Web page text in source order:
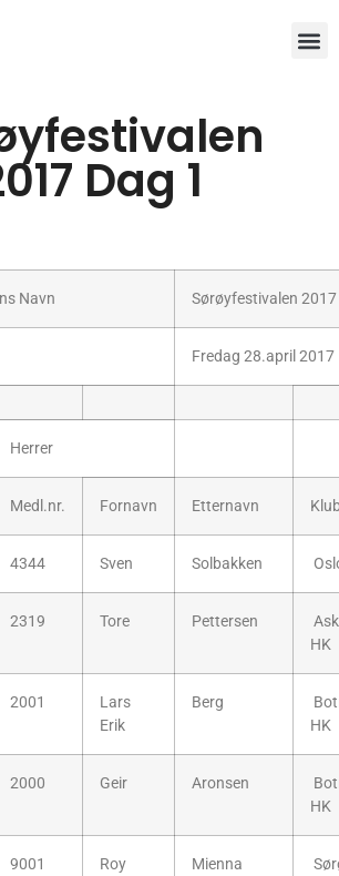
Dag 1
Navn Sørøyfestivalen 2017
Fredag 28.april 2017
Herrer
Medl.nr. Fornavn Etternavn
4344 Sven Solbakken
2319 Tore Pettersen
HK
2001
Lars
Erik
Berg
HK
2000 Geir Aronsen
HK
9001 Roy Mienna